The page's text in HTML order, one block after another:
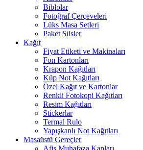
Biblolar
Fotoğraf Çerçeveleri
Lüks Masa Setleri
Paket Süsler
Kağıt
Fiyat Etiketi ve Makinaları
Fon Kartonları
Krapon Kağıtları
Küp Not Kağıtları
Özel Kağıt ve Kartonlar
Renkli Fotokopi Kağıtları
Resim Kağıtları
Stickerlar
Termal Rulo
Yapışkanlı Not Kağıtları
Masaüstü Gereçler
Afiş Muhafaza Kapları